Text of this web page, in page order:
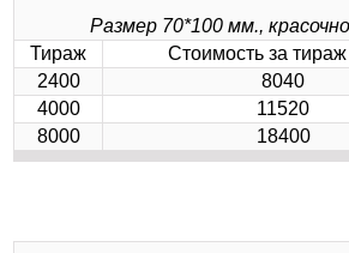
Размер 70*100 мм.,
Тираж
Стоимость за тираж
2400
8040
4000
11520
8000
18400